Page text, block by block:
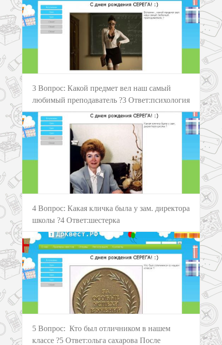
3 Вопрос: Какой предмет вел наш самый
любимый преподаватель ?3 Ответ:психология
4 Вопрос: Какая кличка была у зам. директора
школы ?4 Ответ:шестерка
5 Вопрос: Кто был отличником в нашем
классе ?5 Ответ:ольга сахарова После